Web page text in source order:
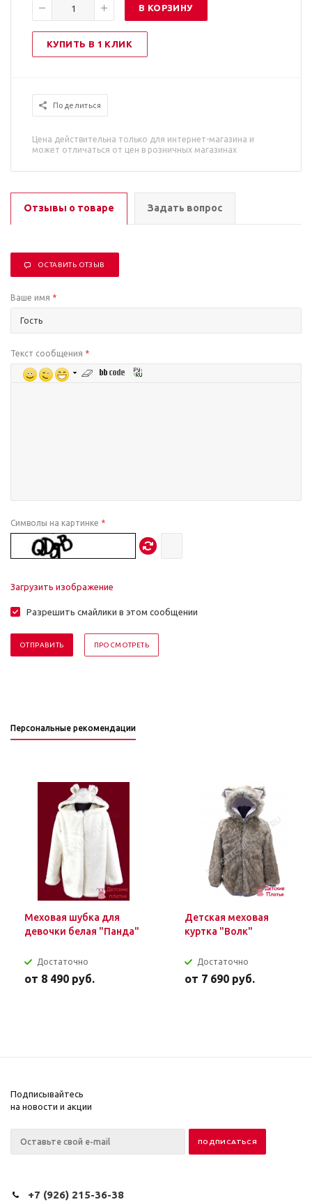
В КОРЗИНУ
КУПИТЬ В 1 КЛИК
Поделиться
Цена действительна только для интернет-магазина и
может отличаться от цен в розничных магазинах
Отзывы о товаре Задать вопрос
ОСТАВИТЬ ОТЗЫВ
Ваше имя *
Текст сообщения *
Символы на картинке *
Загрузить изображение
Разрешить смайлики в этом сообщении
Персональные рекомендации
Меховая шубка для
девочки белая "Панда"
Достаточно
от 8 490 руб.
Детская меховая
куртка "Волк"
Достаточно
от 7 690 руб.
Подписывайтесь
на новости и акции
+7 (926) 215-36-38